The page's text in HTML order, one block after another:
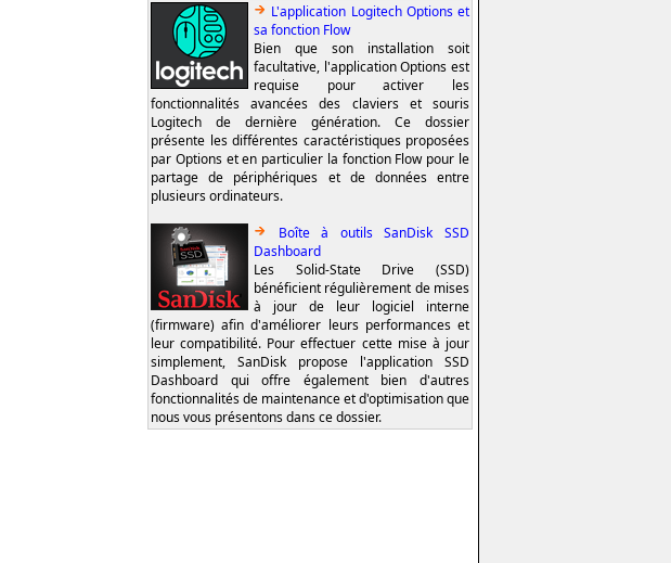
L'application Logitech Options et
sa fonction Flow
Bien que son installation soit
facultative, l'application Options est
requise pour activer les
fonctionnalités avancées des claviers et souris
Logitech de dernière génération. Ce dossier
présente les différentes caractéristiques proposées
par Options et en particulier la fonction Flow pour le
partage de périphériques et de données entre
plusieurs ordinateurs.
Boîte à outils SanDisk SSD
Dashboard
Les Solid-State Drive (SSD)
bénéficient régulièrement de mises
à jour de leur logiciel interne
(firmware) afin d'améliorer leurs performances et
leur compatibilité. Pour effectuer cette mise à jour
simplement, SanDisk propose l'application SSD
Dashboard qui offre également bien d'autres
fonctionnalités de maintenance et d'optimisation que
nous vous présentons dans ce dossier.